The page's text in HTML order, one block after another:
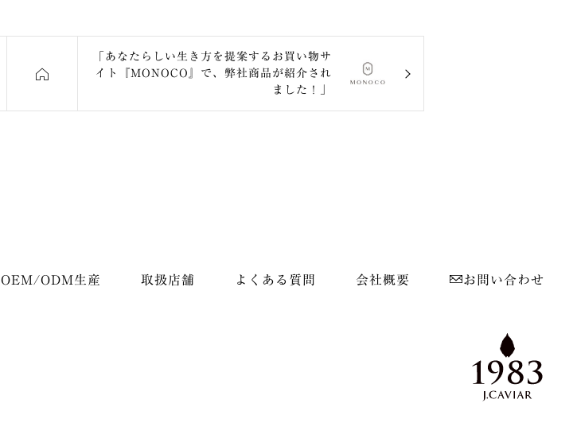
「あなたらしい生き方を提案するお買い物サ
イト『MONOCO』で、弊社商品が紹介され
ました！」
OEM/ODM生産 取扱店舗 よくある質問 会社概要 お問い合わせ